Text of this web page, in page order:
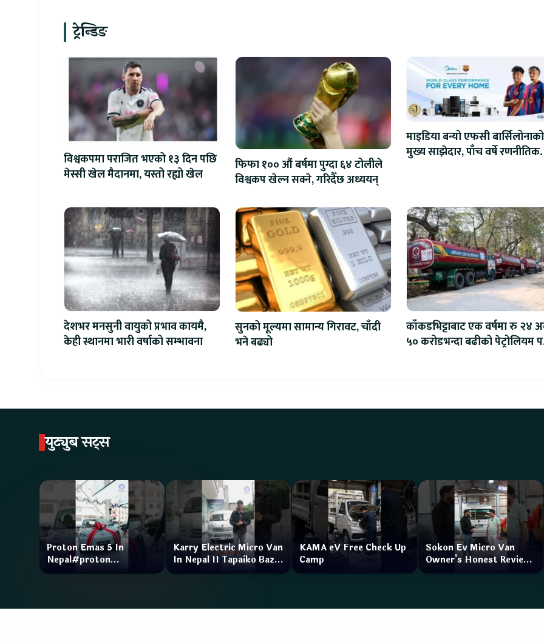
ट्रेन्डिङ
विश्वकपमा पराजित भएको १३ दिन पछि
मेस्सी खेल मैदानमा, यस्तो रह्यो खेल
फिफा १०० औं बर्षमा पुग्दा ६४ टोलीले
विश्वकप खेल्न सक्ने, गरिदैँछ अध्ययन्
माइडिया बन्यो एफसी बार्सिलोनाको
मुख्य साझेदार, पाँच वर्षे रणनीतिक
देशभर मनसुनी वायुको प्रभाव कायमै,
केही स्थानमा भारी वर्षाको सम्भावना
सुनको मूल्यमा सामान्य गिरावट, चाँदी
भने बढ्यो
काँकडभिट्टाबाट एक वर्षमा रु २४
५० करोडभन्दा बढीको पेट्रोलियम
युट्युब सट्स
Proton Emas 5 In
Nepal#proton
#protonemas5#protonnepal#evcarnepal
Karry Electric Micro Van
In Nepal II Tapaiko Bazar
II Jankari Kendra
KAMA eV Free Check Up
Camp
Sokon Ev Micro Van
Owner's Honest Review
How is the service?